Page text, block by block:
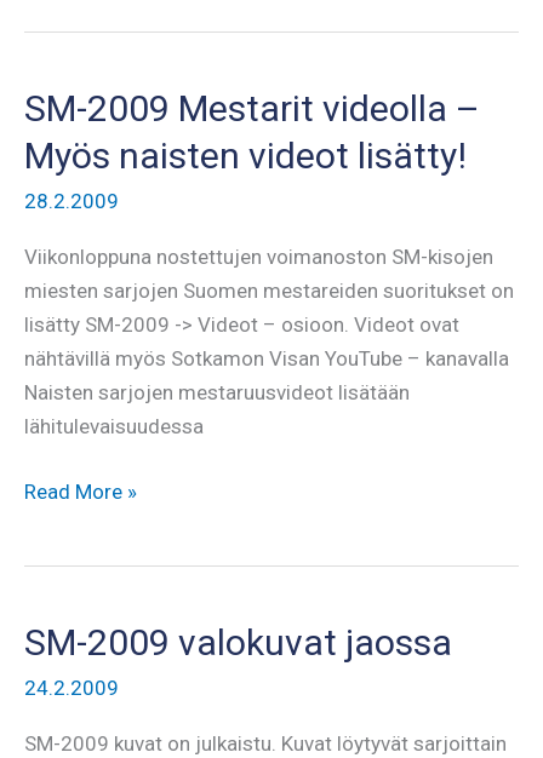
SM-2009 Mestarit videolla –
Myös naisten videot lisätty!
28.2.2009
Viikonloppuna nostettujen voimanoston SM-kisojen
miesten sarjojen Suomen mestareiden suoritukset on
lisätty SM-2009 -> Videot – osioon. Videot ovat
nähtävillä myös Sotkamon Visan YouTube – kanavalla
Naisten sarjojen mestaruusvideot lisätään
lähitulevaisuudessa
SM-
–
Myös
naisten
Read More »
SM-2009 valokuvat jaossa
24.2.2009
SM-2009 kuvat on julkaistu. Kuvat löytyvät sarjoittain